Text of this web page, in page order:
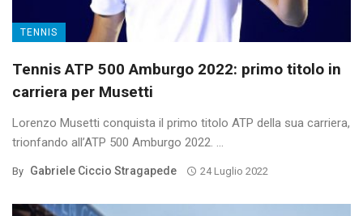
TENNIS
Tennis ATP 500 Amburgo 2022: primo titolo in
carriera per Musetti
Lorenzo Musetti conquista il primo titolo ATP della sua carriera,
trionfando all’ATP 500 Amburgo 2022. ...
By Gabriele Ciccio Stragapede 24 Luglio 2022